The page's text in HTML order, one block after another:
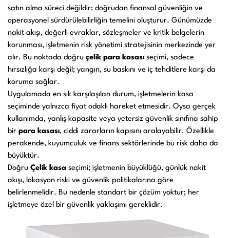
Laminasyon PVC
Makineleri
Ciltleme Makineleri
Giyotin Makineleri Sarf Malzemeleri
Paketleme Dolgu
Makinaları
Diğer Ürünler
Kullanım Kılavuzları
satın alma süreci değildir; doğrudan finansal güvenliğin ve
operasyonel sürdürülebilirliğin temelini oluşturur. Günümüzde
nakit akışı, değerli evraklar, sözleşmeler ve kritik belgelerin
korunması, işletmenin risk yönetimi stratejisinin merkezinde yer
alır. Bu noktada doğru çelik para kasası seçimi, sadece
hırsızlığa karşı değil; yangın, su baskını ve iç tehditlere karşı da
koruma sağlar.
Uygulamada en sık karşılaşılan durum, işletmelerin kasa
seçiminde yalnızca fiyat odaklı hareket etmesidir. Oysa gerçek
kullanımda, yanlış kapasite veya yetersiz güvenlik sınıfına sahip
bir para kasası, ciddi zararların kapısını aralayabilir. Özellikle
perakende, kuyumculuk ve finans sektörlerinde bu risk daha da
büyüktür.
Doğru Çelik kasa seçimi; işletmenin büyüklüğü, günlük nakit
akışı, lokasyon riski ve güvenlik politikalarına göre
belirlenmelidir. Bu nedenle standart bir çözüm yoktur; her
işletmeye özel bir güvenlik yaklaşımı gereklidir.